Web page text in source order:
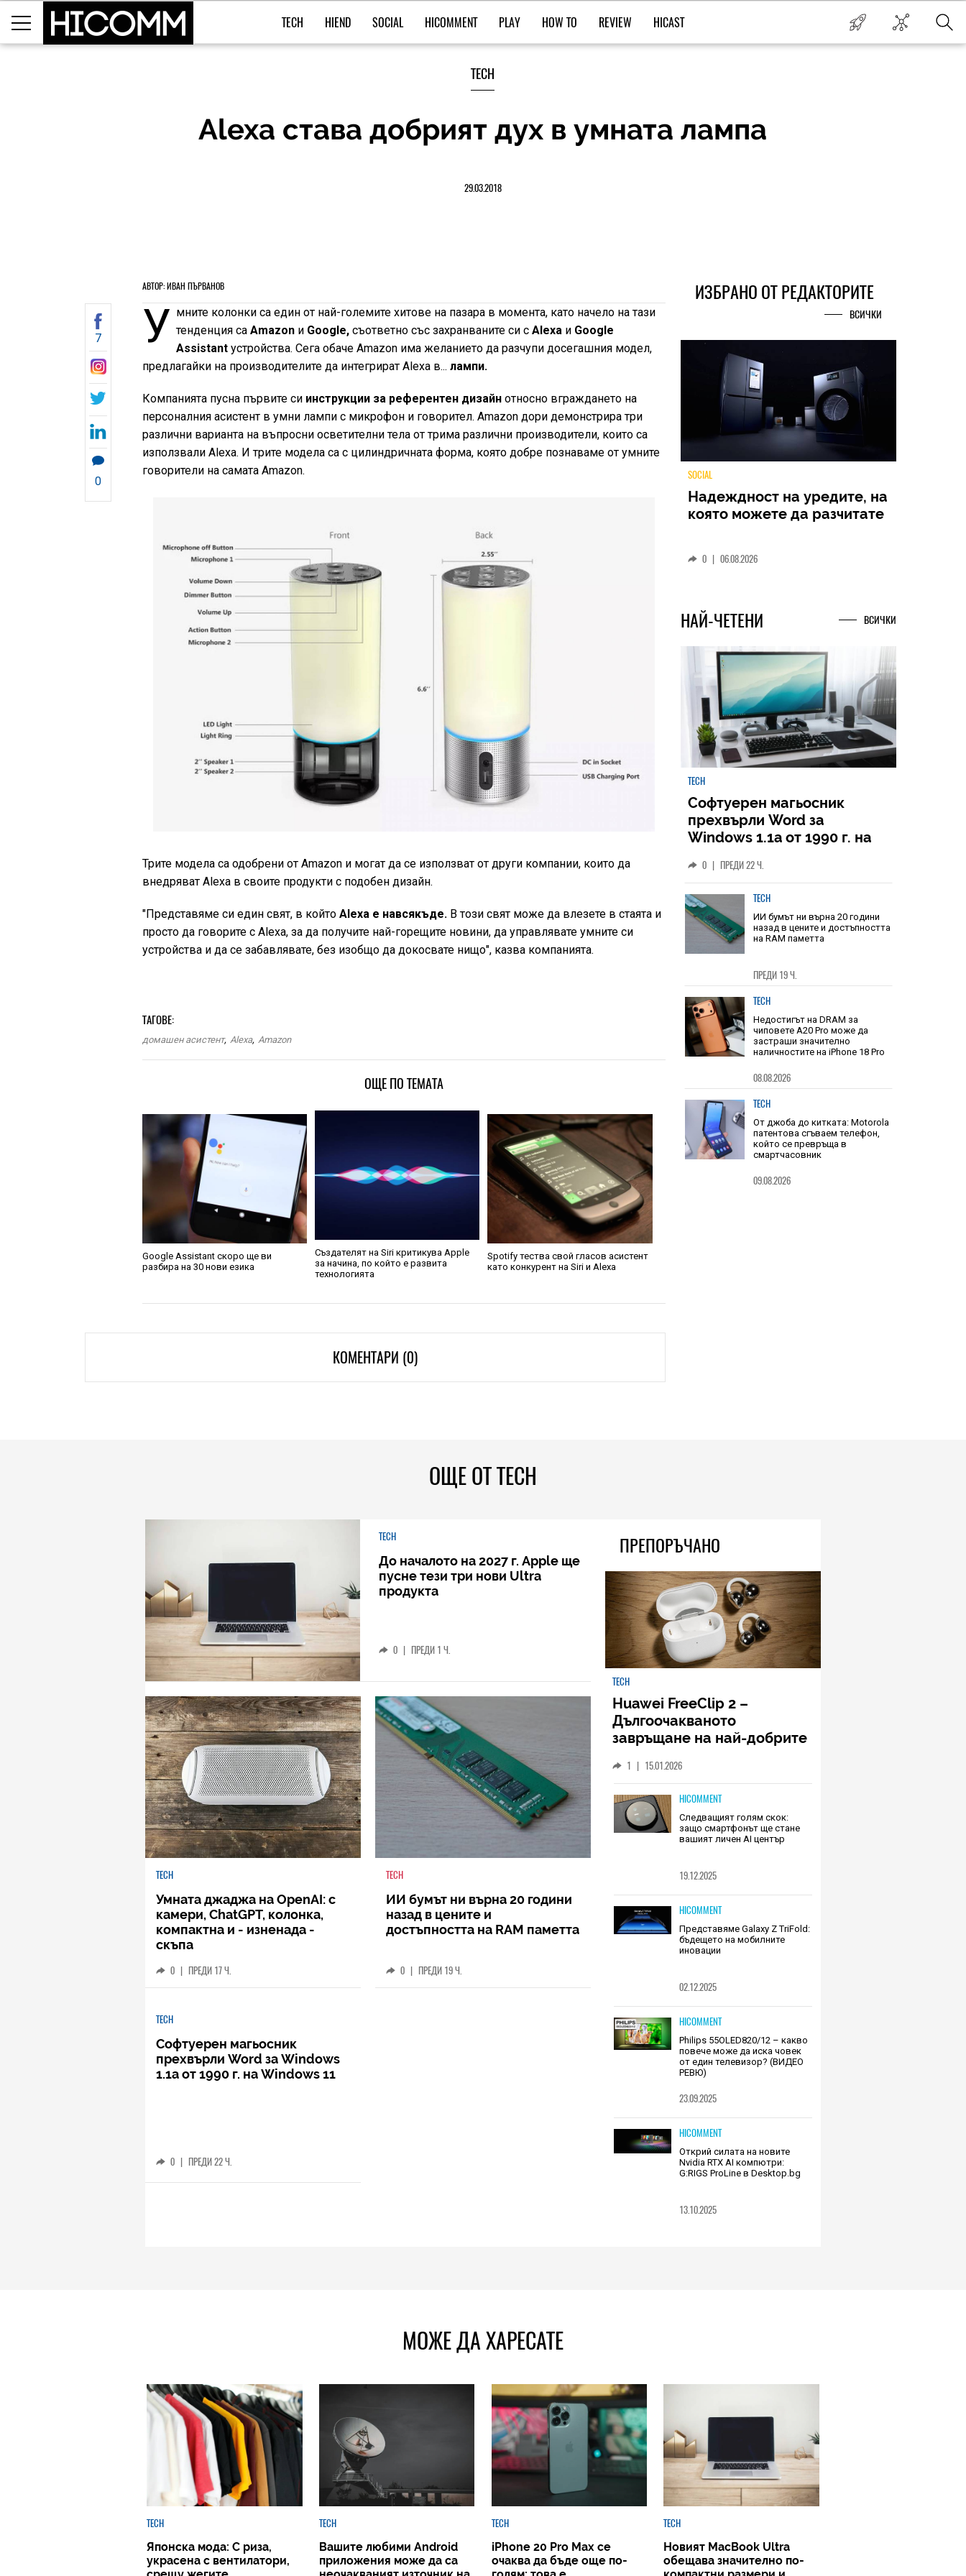
TECH HIEND SOCIAL HICOMMENT PLAY HOW TO REVIEW HICAST
TECH
Alexa става добрият дух в умната лампа
29.03.2018
АВТОР: ИВАН ПЪРВАНОВ
7
0
У мните колонки са един от най-големите хитове на пазара в момента, като начело на тази
тенденция са Amazonи Google,съответно със захранваните си с AlexaиGoogle
Assistantустройства. Сега обаче Amazon има желанието да разчупи досегашния модел,
предлагайки на производителите да интегрират Aleха в...лампи.
Компанията пусна първите си инструкции за референтен дизайн относно вграждането на
персоналния асистент в умни лампи с микрофон и говорител. Amazon дори демонстрира три
различни варианта на въпросни осветителни тела от трима различни производители, които са
използвали Aleха. И трите модела са с цилиндричната форма, която добре познаваме от умните
говорители на самата Amazon.
Трите модела са одобрени от Amazon и могат да се използват от други компании, които да
внедряват Aleха в своите продукти с подобен дизайн.
"Представяме си един свят, в койтоAleха е навсякъде. В този свят може да влезете в стаята и
просто да говорите с Aleха, за да получите най-горещите новини, да управлявате умните си
устройства и да се забавлявате, без изобщо да докосвате нищо", казва компанията.
ТАГОВЕ:
домашен асистент, Alexa, Amazon
ОЩЕ ПО ТЕМАТА
Google Assistant скоро ще ви
разбира на 30 нови езика
Създателят на Siri критикува Apple
за начина, по който е развита
технологията
Spotify тества свой гласов асистент
като конкурент на Siri и Alexa
КОМЕНТАРИ (0)
ИЗБРАНО ОТ РЕДАКТОРИТЕ
ВСИЧКИ
TECH
Ultra – ново име, познато
НАЙ-ЧЕТЕНИ ВСИЧКИ
TECH
Софтуерен магьосник
прехвърли Word за
Windows 11
0 | ПРЕДИ 22 Ч.
TECH
на RAM паметта
ПРЕДИ 19 Ч.
TECH
застраши значително
наличностите на iPhone 18 Pro
08.08.2026
TECH
От джоба до китката: Motorola
който се превръща в
ОЩЕ ОТ TECH
TECH
До началото на 2027 г. Apple ще
пусне тези три нови Ultra
продукта
0 | ПРЕДИ 1 Ч.
TECH
Умната джаджа на OpenAI: с
камери, ChatGPT, колонка,
компактна и - изненада -
скъпа
0 | ПРЕДИ 17 Ч.
TECH
ИИ бумът ни върна 20 години
назад в цените и
достъпността на RAM паметта
0 | ПРЕДИ 19 Ч.
TECH
Софтуерен магьосник
прехвърли Word за Windows
1.1a от 1990 г. на Windows 11
0 | ПРЕДИ 22 Ч.
ПРЕПОРЪЧАНО
TECH
Huawei FreeClip 2 –
Дългоочакваното
завръщане на най-добрите
1 | 15.01.2026
HICOMMENT
Следващият голям скок:
защо смартфонът ще стане
вашият личен AI център
19.12.2025
HICOMMENT
Представяме Galaxy Z TriFold:
бъдещето на мобилните
иновации
02.12.2025
HICOMMENT
Philips 55OLED820/12 – какво
повече може да иска човек
от един телевизор? (ВИДЕО
РЕВЮ)
23.09.2025
HICOMMENT
Открий силата на новите
Nvidia RTX AI компютри:
G:RIGS ProLine в Desktop.bg
13.10.2025
МОЖЕ ДА ХАРЕСАТЕ
TECH
Японска мода: С риза,
украсена с вентилатори,
TECH
Вашите любими Android
приложения може да са
TECH
iPhone 20 Pro Max се
очаква да бъде още по-
TECH
Новият MacBook Ultra
обещава значително по-